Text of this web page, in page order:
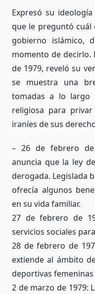
Expresó su
que le preguntó cuál
gobierno islámico,
momento de decirlo.
de 1979, reveló su
se muestra una
tomadas a lo largo
religiosa para
iraníes de sus
– 26 de febrero
anuncia que la ley
derogada. Legislada
ofrecía algunos
en su vida familiar.
27 de febrero de
servicios sociales
28 de febrero de
extiende al ámbito
deportivas
2 de marzo de 1979: